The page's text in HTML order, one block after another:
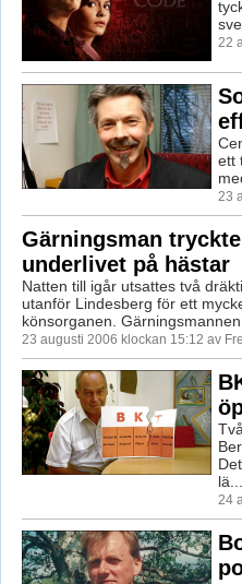
22
ett
23
Gärningsman
underlivet på hästar
Natten till igår utsattes två
utanför Lindesberg för ett
könsorganen. Gärningsmannen
23 augusti 2006 klockan 15:12 av
lä...
24